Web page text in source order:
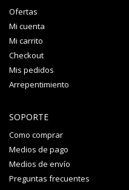
Ofertas
Mi cuenta
Mi carrito
Checkout
Mis pedidos
Arrepentimiento
SOPORTE
Como comprar
Medios de pago
Medios de envío
Preguntas frecuentes